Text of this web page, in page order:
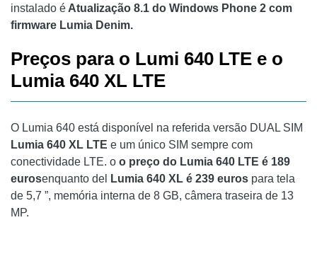
instalado é Atualização 8.1 do Windows Phone 2 com
firmware Lumia Denim.
Preços para o Lumi 640 LTE e o
Lumia 640 XL LTE
O Lumia 640 está disponível na referida versão DUAL SIM
Lumia 640 XL LTE e um único SIM sempre com
conectividade LTE. o o preço do Lumia 640 LTE é 189
eurosenquanto del Lumia 640 XL é 239 euros para tela
de 5,7 ”, memória interna de 8 GB, câmera traseira de 13
MP.